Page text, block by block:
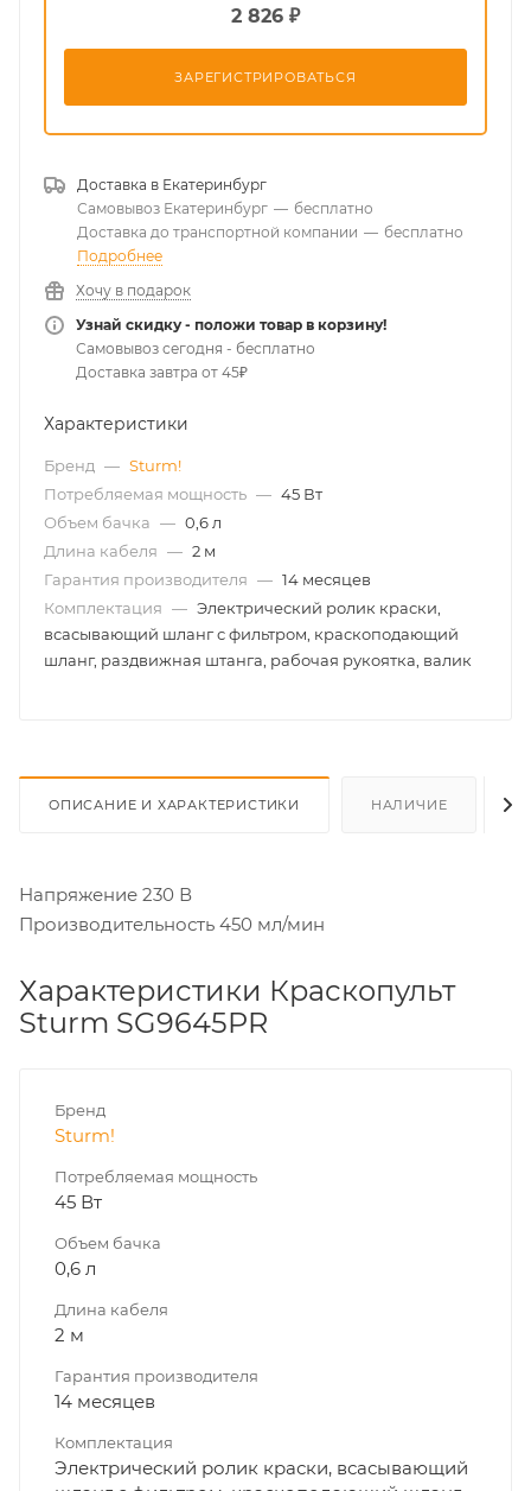
2 826 ₽
ЗАРЕГИСТРИРОВАТЬСЯ
Доставка в Екатеринбург
Самовывоз Екатеринбург — бесплатно
Доставка до транспортной компании — бесплатно
Подробнее
Хочу в подарок
Узнай скидку - положи товар в корзину!
Самовывоз сегодня - бесплатно
Доставка завтра от 45₽
Характеристики
Бренд — Sturm!
Потребляемая мощность — 45 Вт
Объем бачка — 0,6 л
Длина кабеля — 2 м
Гарантия производителя — 14 месяцев
Комплектация — Электрический ролик краски,
всасывающий шланг с фильтром, краскоподающий
шланг, раздвижная штанга, рабочая рукоятка, валик
ОПИСАНИЕ И ХАРАКТЕРИСТИКИ НАЛИЧИЕ
Напряжение 230 В
Производительность 450 мл/мин
Характеристики Краскопульт
Sturm SG9645PR
Бренд
Sturm!
Потребляемая мощность
45 Вт
Объем бачка
0,6 л
Длина кабеля
2 м
Гарантия производителя
14 месяцев
Комплектация
Электрический ролик краски, всасывающий